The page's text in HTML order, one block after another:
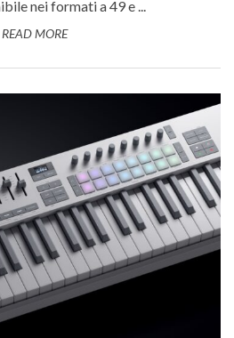
nei formati a 49 e ...
READ MORE